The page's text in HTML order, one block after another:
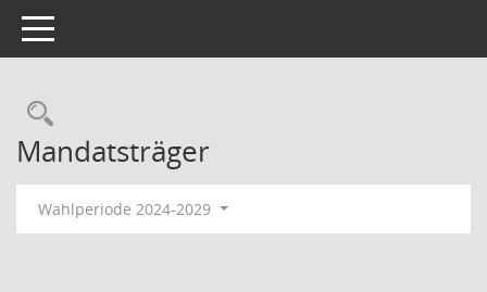
Toggle navigation
Rechercheauswahl
Mandatsträger
Wahlperiode 2024-2029